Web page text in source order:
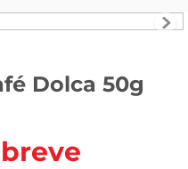
Dolca 50g